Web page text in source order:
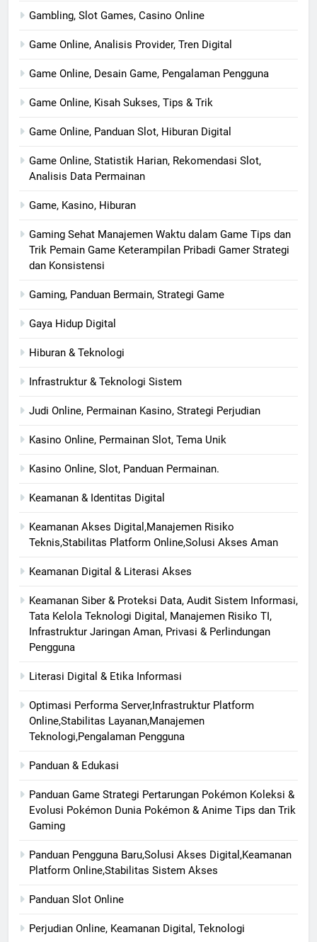
Gambling, Slot Games, Casino Online
Game Online, Analisis Provider, Tren Digital
Game Online, Desain Game, Pengalaman Pengguna
Game Online, Kisah Sukses, Tips & Trik
Game Online, Panduan Slot, Hiburan Digital
Game Online, Statistik Harian, Rekomendasi Slot,
Analisis Data Permainan
Game, Kasino, Hiburan
Gaming Sehat Manajemen Waktu dalam Game Tips dan
Trik Pemain Game Keterampilan Pribadi Gamer Strategi
dan Konsistensi
Gaming, Panduan Bermain, Strategi Game
Gaya Hidup Digital
Hiburan & Teknologi
Infrastruktur & Teknologi Sistem
Judi Online, Permainan Kasino, Strategi Perjudian
Kasino Online, Permainan Slot, Tema Unik
Kasino Online, Slot, Panduan Permainan.
Keamanan & Identitas Digital
Keamanan Akses Digital,Manajemen Risiko
Teknis,Stabilitas Platform Online,Solusi Akses Aman
Keamanan Digital & Literasi Akses
Keamanan Siber & Proteksi Data, Audit Sistem Informasi,
Tata Kelola Teknologi Digital, Manajemen Risiko TI,
Infrastruktur Jaringan Aman, Privasi & Perlindungan
Pengguna
Literasi Digital & Etika Informasi
Optimasi Performa Server,Infrastruktur Platform
Online,Stabilitas Layanan,Manajemen
Teknologi,Pengalaman Pengguna
Panduan & Edukasi
Panduan Game Strategi Pertarungan Pokémon Koleksi &
Evolusi Pokémon Dunia Pokémon & Anime Tips dan Trik
Gaming
Panduan Pengguna Baru,Solusi Akses Digital,Keamanan
Platform Online,Stabilitas Sistem Akses
Panduan Slot Online
Perjudian Online, Keamanan Digital, Teknologi